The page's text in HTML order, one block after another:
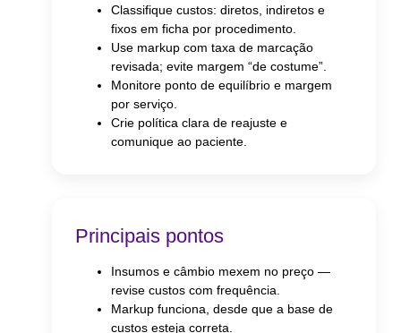
Classifique custos: diretos, indiretos e
fixos em ficha por procedimento.
Use markup com taxa de marcação
revisada; evite margem “de costume”.
Monitore ponto de equilíbrio e margem
por serviço.
Crie política clara de reajuste e
comunique ao paciente.
Principais pontos
Insumos e câmbio mexem no preço —
revise custos com frequência.
Markup funciona, desde que a base de
custos esteja correta.